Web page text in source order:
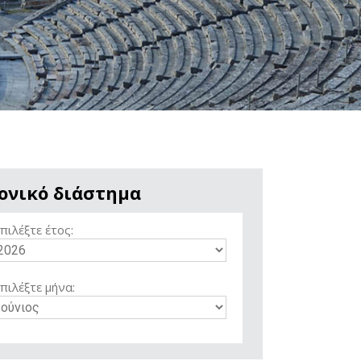
διάστημα
έτος:
μήνα: